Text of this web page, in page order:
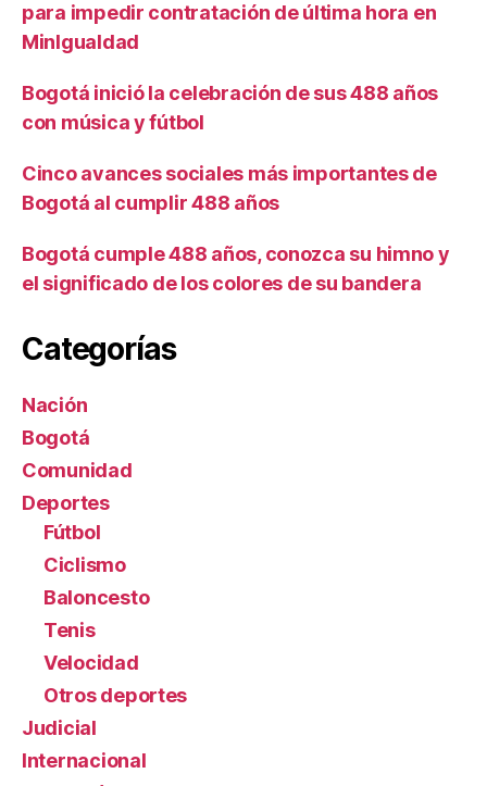
para impedir contratación de última hora en
MinIgualdad
Bogotá inició la celebración de sus 488 años
con música y fútbol
Cinco avances sociales más importantes de
Bogotá al cumplir 488 años
Bogotá cumple 488 años, conozca su himno y
el significado de los colores de su bandera
Categorías
Nación
Bogotá
Comunidad
Deportes
Fútbol
Ciclismo
Baloncesto
Tenis
Velocidad
Otros deportes
Judicial
Internacional